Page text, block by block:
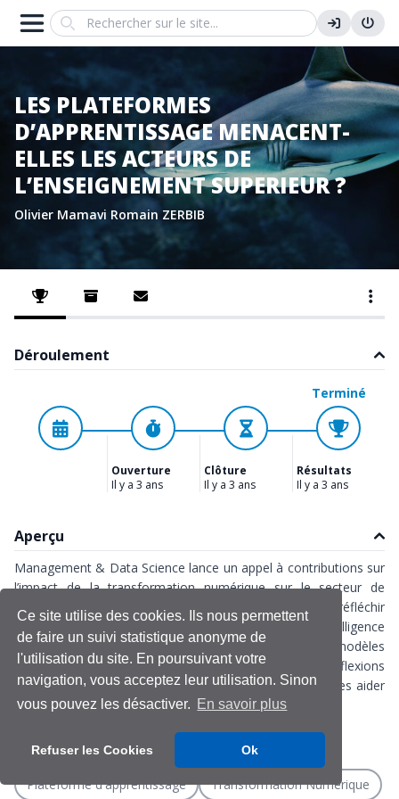
Ce site utilise des cookies. Ils nous permettent
de faire un suivi statistique anonyme de
l'utilisation du site. En poursuivant votre
navigation, vous acceptez leur utilisation. Sinon
vous pouvez les désactiver. En savoir plus
Refuser les Cookies Ok
Search
LES PLATEFORMES
D’APPRENTISSAGE MENACENT-
ELLES LES ACTEURS DE
L’ENSEIGNEMENT SUPERIEUR ?
Olivier Mamavi Romain ZERBIB
Déroulement
Terminé
Ouverture
Il y a 3 ans
Clôture
Il y a 3 ans
Résultats
Il y a 3 ans
Aperçu
Management & Data Science lance un appel à contributions sur
l’impact de la transformation numérique sur le secteur de
l'enseignement superieur. Notre démarche consiste à réfléchir
ensemble à la manière dont la révolution de l’Intelligence
Artificielle percute les humains, les métiers et les modèles
d’affaires. La finalité étant de fournir un ensemble de réflexions
et de préconisations à destination des praticiens pour les aider
à surmonter le défi de l'IA.
Disruption
Enseignement supérieur
Plateforme d'apprentissage
Transformation Numérique